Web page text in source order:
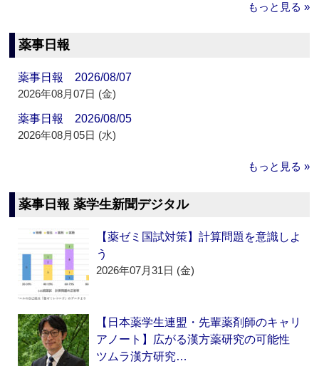
もっと見る »
薬事日報
薬事日報 2026/08/07
2026年08月07日 (金)
薬事日報 2026/08/05
2026年08月05日 (水)
もっと見る »
薬事日報 薬学生新聞デジタル
【薬ゼミ国試対策】計算問題を意識しよ
う
2026年07月31日 (金)
【日本薬学生連盟・先輩薬剤師のキャリ
アノート】広がる漢方薬研究の可能性
ツムラ漢方研究…